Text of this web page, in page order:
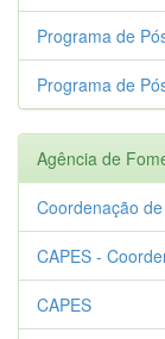
Programa de
Programa de
Agência de
Coordenação
CAPES -
CAPES